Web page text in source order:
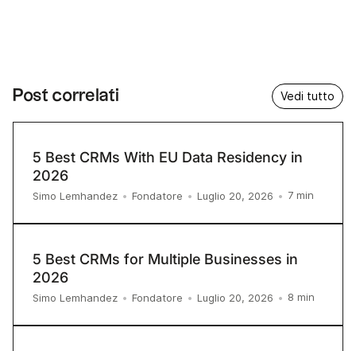
Post correlati Vedi tutto
5 Best CRMs With EU Data Residency in
2026
Simo Lemhandez • Fondatore • Luglio 20, 2026 • 7 min
5 Best CRMs for Multiple Businesses in
2026
Simo Lemhandez • Fondatore • Luglio 20, 2026 • 8 min